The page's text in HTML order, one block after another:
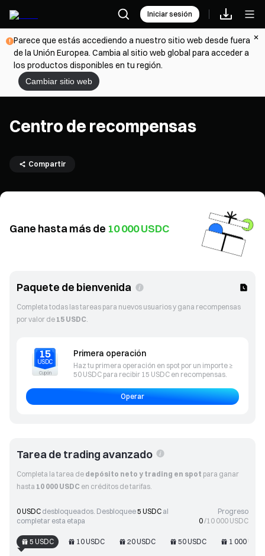
Iniciar sesión
Parece que estás accediendo a nuestro sitio web desde fuera
de la Unión Europea. Cambia al sitio web global para acceder a
los productos disponibles en tu región.
Cambiar sitio web
Centro de recompensas
Compartir
Gane hasta más de 10 000 USDC
Paquete de bienvenida
Completa todas las tareas para nuevos usuarios y gana recompensas
por valor de 15 USDC.
15
USDC
Cupón
Primera operación
Haz tu primera operación en spot por un importe ≥
50 USDC para recibir 15 USDC en recompensas.
Operar
Tarea de trading avanzado
Completa la tarea de depósito neto y trading en spot para ganar
hasta 10 000 USDC en créditos de tarifas.
0 USDC desbloqueados. Desbloquee5 USDC al
completar esta etapa
Progreso
0/10 000 USDC
5 USDC 10USDC 20USDC 50USDC 1 000